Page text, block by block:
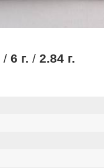
/ 6 г. / 2.84 г.